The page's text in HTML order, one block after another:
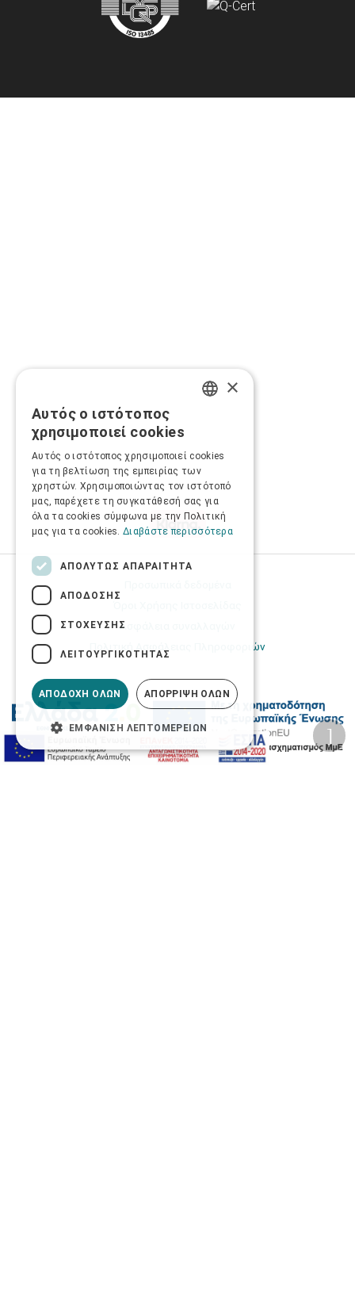
Ασφάλεια συναλλαγών
Πολιτική Ασφάλειας Πληροφοριών
×
Αυτός ο ιστότοπος
χρησιμοποιεί cookies
Αυτός ο ιστότοπος χρησιμοποιεί cookies
για τη βελτίωση της εμπειρίας των
χρηστών. Χρησιμοποιώντας τον ιστότοπό
μας, παρέχετε τη συγκατάθεσή σας για
όλα τα cookies σύμφωνα με την Πολιτική
μας για τα cookies. Διαβάστε περισσότερα
ΑΠΟΛΎΤΩΣ ΑΠΑΡΑΊΤΗΤΑ
ΑΠΌΔΟΣΗΣ
ΣΤΌΧΕΥΣΗΣ
ΛΕΙΤΟΥΡΓΙΚΌΤΗΤΑΣ
ΑΠΟΔΟΧΉ ΌΛΩΝ ΑΠΌΡΡΙΨΗ ΌΛΩΝ
ΕΜΦΆΝΙΣΗ ΛΕΠΤΟΜΕΡΕΙΏΝ